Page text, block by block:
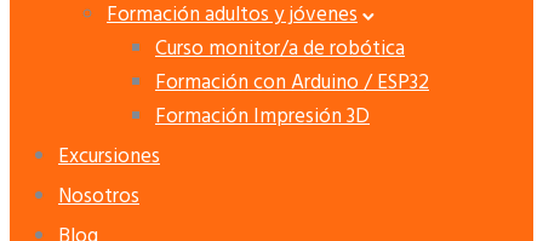
Formación adultos y jóvenes
Curso monitor/a de robótica
Formación con Arduino / ESP32
Formación Impresión 3D
Excursiones
Nosotros